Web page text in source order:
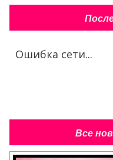
Ошибка сети...
Все